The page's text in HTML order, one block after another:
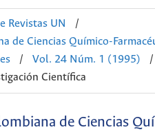
Revistas UN
/
de Ciencias Químico-
/ Vol. 24 Núm. 1 (1995)
/
Científica
de Ciencias